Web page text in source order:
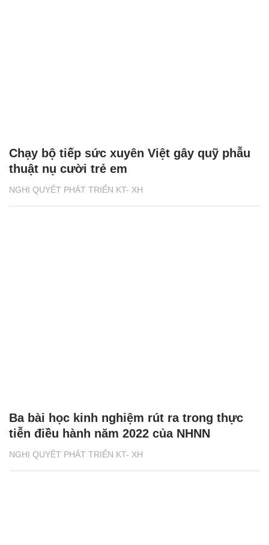
NGHỊ QUYẾT PHÁT TRIỂN KT- XH
Chạy bộ tiếp sức xuyên Việt gây quỹ phẫu
thuật nụ cười trẻ em
NGHỊ QUYẾT PHÁT TRIỂN KT- XH
Ba bài học kinh nghiệm rút ra trong thực
tiễn điều hành năm 2022 của NHNN